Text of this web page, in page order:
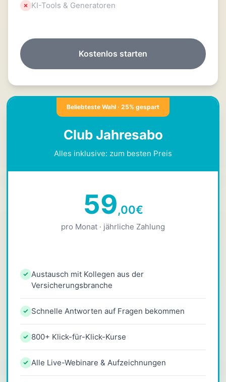
KI-Tools & Generatoren
Kostenlos starten
Beliebteste Wahl · 25% gespart
Club Jahresabo
Alles inklusive: zum besten Preis
59,00€
pro Monat · jährliche Zahlung
Austausch mit Kollegen aus der
Versicherungsbranche
Schnelle Antworten auf Fragen bekommen
800+ Klick-für-Klick-Kurse
Alle Live-Webinare & Aufzeichnungen